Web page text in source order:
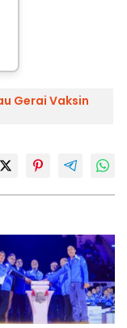
Gerai Vaksin